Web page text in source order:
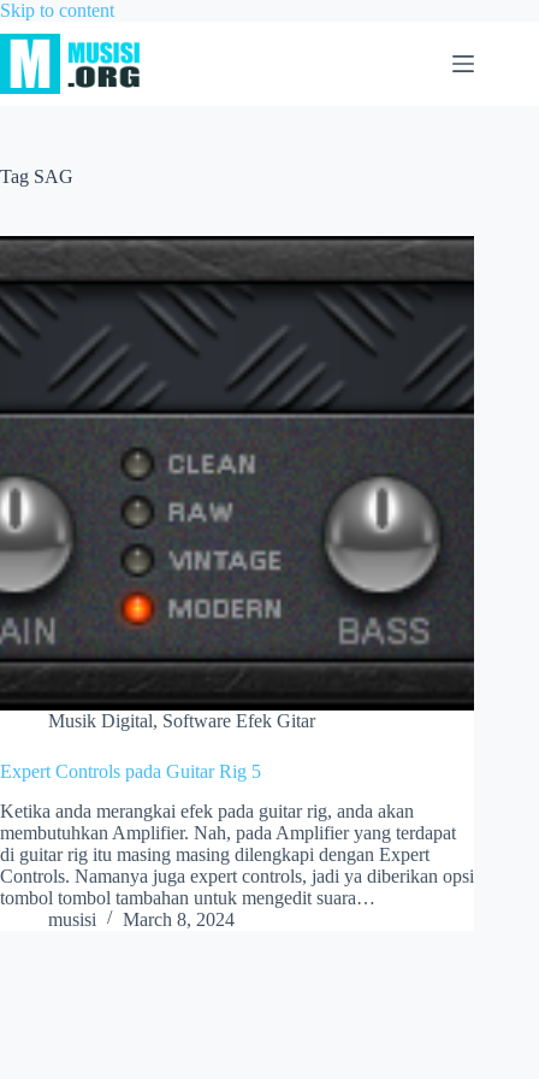
Skip to content
Tag SAG
Musik Digital, Software Efek Gitar
Expert Controls pada Guitar Rig 5
Ketika anda merangkai efek pada guitar rig, anda akan
membutuhkan Amplifier. Nah, pada Amplifier yang terdapat
di guitar rig itu masing masing dilengkapi dengan Expert
Controls. Namanya juga expert controls, jadi ya diberikan opsi
tombol tombol tambahan untuk mengedit suara…
musisi
March 8, 2024